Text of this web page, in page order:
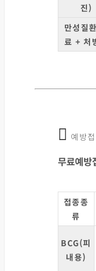
진)
만성질
료 + 처
예방
무료예방
접종종
류
BCG(피
내용)